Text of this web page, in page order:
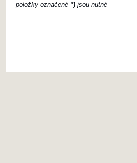
položky označené *)jsou nutné